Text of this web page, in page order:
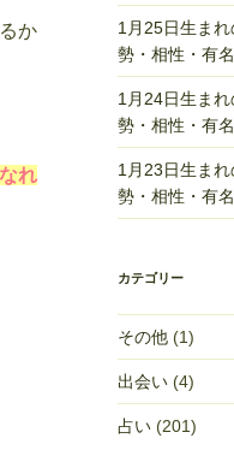
か
れ
1月25日生ま
勢・相性・有
1月24日生ま
勢・相性・有
1月23日生ま
勢・相性・有
カテゴリー
その他(1)
出会い(4)
占い(201)